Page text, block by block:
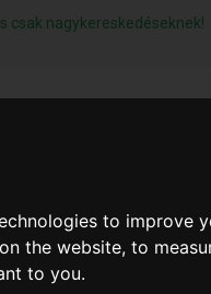
to
the website,to
to you.
csak nagykereskedéseknek!